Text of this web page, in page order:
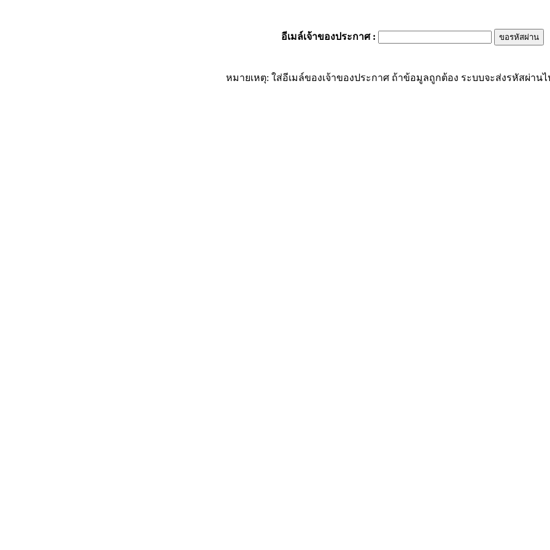
อีเมล์เจ้าของประกาศ:
หมายเหตุ: ใส่อีเมล์ของเจ้าของประกาศ ถ้าข้อมูลถูกต้อง ระบบจะส่งรหัสผ่าน